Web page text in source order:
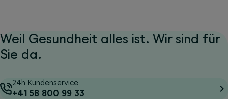
Weil Gesundheit alles ist. Wir sind für
Sie da.
24h Kundenservice
+41 58 800 99 33